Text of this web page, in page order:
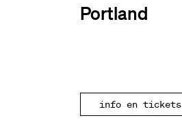
Portland
info en tickets